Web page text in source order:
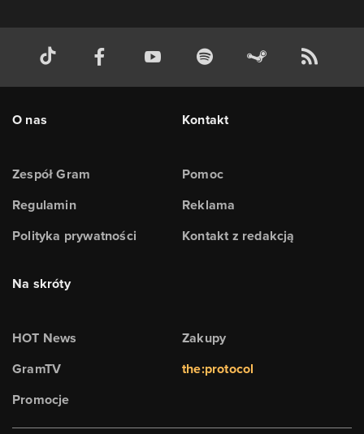
O nas
Zespół Gram
Regulamin
Polityka prywatności
Kontakt
Pomoc
Reklama
Kontakt z redakcją
Na skróty
HOT News
GramTV
Promocje
Zakupy
the:protocol